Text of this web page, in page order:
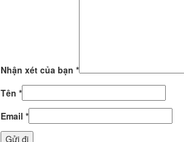
Nhận xét của bạn *
Tên *
Email *